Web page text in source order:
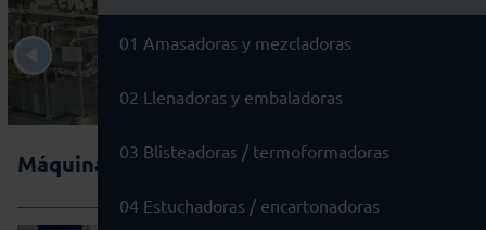
Máquinas usadas / Top 3
01 Amasadoras y mezcladoras
02 Llenadoras y embaladoras
03 Blisteadoras / termoformadoras
04 Estuchadoras / encartonadoras